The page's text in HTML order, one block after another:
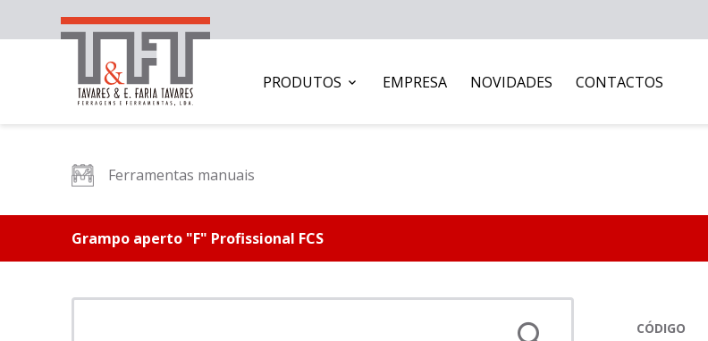
PRODUTOS EMPRESA NOVIDADES CONTACTOS
Ferramentas manuais
Grampo aperto "F" Profissional FCS
CÓDIGO